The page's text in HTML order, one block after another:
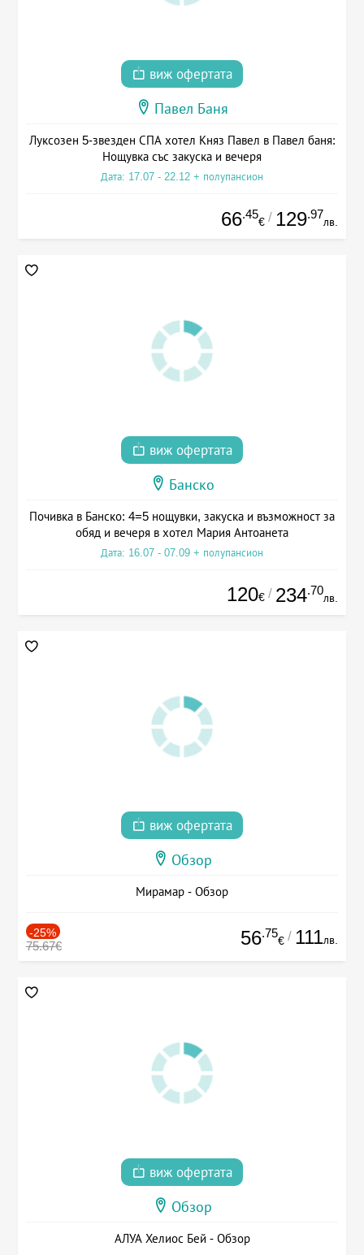
виж офертата
Павел Баня
Луксозен 5-звезден СПА хотел Княз Павел в Павел баня:
Нощувка със закуска и вечеря
Дата: 17.07 - 22.12 + полупансион
66.45
€ / 129.97
лв.
виж офертата
Банско
Почивка в Банско: 4=5 нощувки, закуска и възможност за
обяд и вечеря в хотел Мария Антоанета
Дата: 16.07 - 07.09 + полупансион
120€ / 234.70
лв.
виж офертата
Обзор
Мирамар - Обзор
-25%
75.67€ 56.75
€ / 111лв.
виж офертата
Обзор
АЛУА Хелиос Бей - Обзор